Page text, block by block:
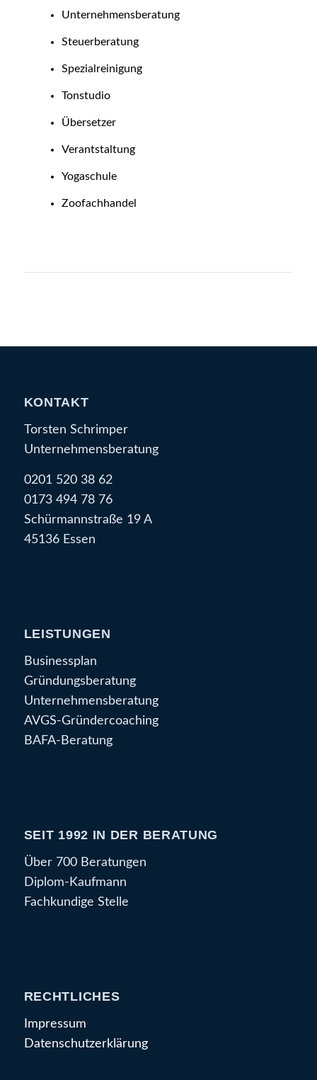
Unternehmensberatung
Steuerberatung
Spezialreinigung
Tonstudio
Übersetzer
Verantstaltung
Yogaschule
Zoofachhandel
KONTAKT
Torsten Schrimper
Unternehmensberatung
0201 520 38 62
0173 494 78 76
Schürmannstraße 19 A
45136 Essen
LEISTUNGEN
Businessplan
Gründungsberatung
Unternehmensberatung
AVGS-Gründercoaching
BAFA-Beratung
SEIT 1992 IN DER BERATUNG
Über 700 Beratungen
Diplom-Kaufmann
Fachkundige Stelle
RECHTLICHES
Impressum
Datenschutzerklärung